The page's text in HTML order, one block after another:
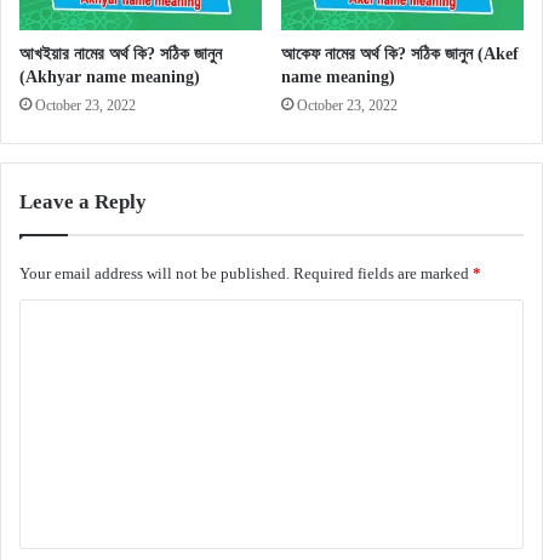
আখইয়ার নামের অর্থ কি? সঠিক জানুন
(Akhyar name meaning)
October 23, 2022
আকেফ নামের অর্থ কি? সঠিক জানুন (Akef
name meaning)
October 23, 2022
Leave a Reply
Your email address will not be published. Required fields are marked *